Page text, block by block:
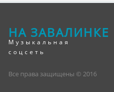
НА ЗАВАЛИНКЕ
Музыкальная
соцсеть
Все права защищены © 2016